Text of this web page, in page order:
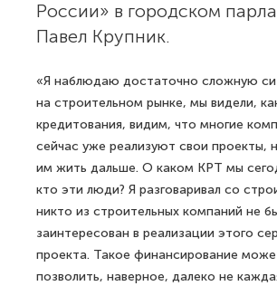
России» в городском
Павел Крупник.
«Я наблюдаю достаточно сложную
на строительном рынке, мы видели,
кредитования, видим, что многие
сейчас уже реализуют свои проекты,
им жить дальше. О каком КРТ мы
кто эти люди? Я разговаривал со
никто из строительных компаний не
заинтересован в реализации этого
проекта. Такое финансирование
позволить, наверное, далеко не